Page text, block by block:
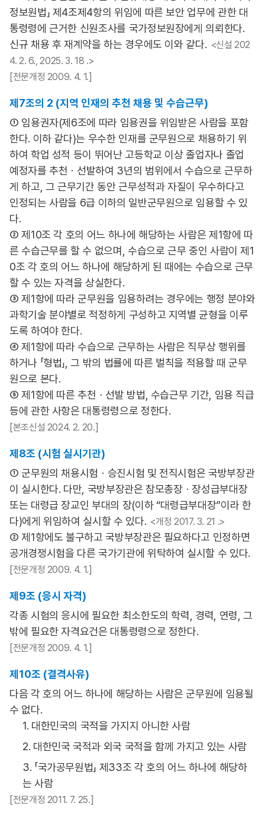
정보원법」 제4조제4항의 위임에 따른 보안 업무에 관한 대
통령령에 근거한 신원조사를 국가정보원장에게 의뢰한다.
신규 채용 후 재계약을 하는 경우에도 이와 같다. <신설 202
4. 2. 6., 2025. 3. 18 .>
[전문개정 2009. 4. 1.]
제7조의 2 (지역 인재의 추천 채용 및 수습근무)
① 임용권자(제6조에 따라 임용권을 위임받은 사람을 포함
한다. 이하 같다)는 우수한 인재를 군무원으로 채용하기 위
하여 학업 성적 등이 뛰어난 고등학교 이상 졸업자나 졸업
예정자를 추천ㆍ선발하여 3년의 범위에서 수습으로 근무하
게 하고, 그 근무기간 동안 근무성적과 자질이 우수하다고
인정되는 사람을 6급 이하의 일반군무원으로 임용할 수 있
다.
② 제10조 각 호의 어느 하나에 해당하는 사람은 제1항에 따
른 수습근무를 할 수 없으며, 수습으로 근무 중인 사람이 제1
0조 각 호의 어느 하나에 해당하게 된 때에는 수습으로 근무
할 수 있는 자격을 상실한다.
③ 제1항에 따라 군무원을 임용하려는 경우에는 행정 분야와
과학기술 분야별로 적정하게 구성하고 지역별 균형을 이루
도록 하여야 한다.
④ 제1항에 따라 수습으로 근무하는 사람은 직무상 행위를
하거나 「형법」, 그 밖의 법률에 따른 벌칙을 적용할 때 군무
원으로 본다.
⑤ 제1항에 따른 추천ㆍ선발 방법, 수습근무 기간, 임용 직급
등에 관한 사항은 대통령령으로 정한다.
[본조신설 2024. 2. 20.]
제8조 (시험 실시기관)
① 군무원의 채용시험ㆍ승진시험 및 전직시험은 국방부장관
이 실시한다. 다만, 국방부장관은 참모총장ㆍ장성급부대장
또는 대령급 장교인 부대의 장(이하 “대령급부대장”이라 한
다)에게 위임하여 실시할 수 있다. <개정 2017. 3. 21 .>
② 제1항에도 불구하고 국방부장관은 필요하다고 인정하면
공개경쟁시험을 다른 국가기관에 위탁하여 실시할 수 있다.
[전문개정 2009. 4. 1.]
제9조 (응시 자격)
각종 시험의 응시에 필요한 최소한도의 학력, 경력, 연령, 그
밖에 필요한 자격요건은 대통령령으로 정한다.
[전문개정 2009. 4. 1.]
제10조 (결격사유)
다음 각 호의 어느 하나에 해당하는 사람은 군무원에 임용될
수 없다.
1. 대한민국의 국적을 가지지 아니한 사람
2. 대한민국 국적과 외국 국적을 함께 가지고 있는 사람
3. 「국가공무원법」 제33조 각 호의 어느 하나에 해당하
는 사람
[전문개정 2011. 7. 25.]